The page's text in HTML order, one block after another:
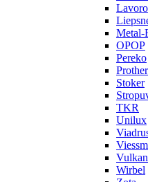
Lavoro
Metal-
OPOP
Pereko
Stoker
TKR
Unilux
Vulkan
Wirbel